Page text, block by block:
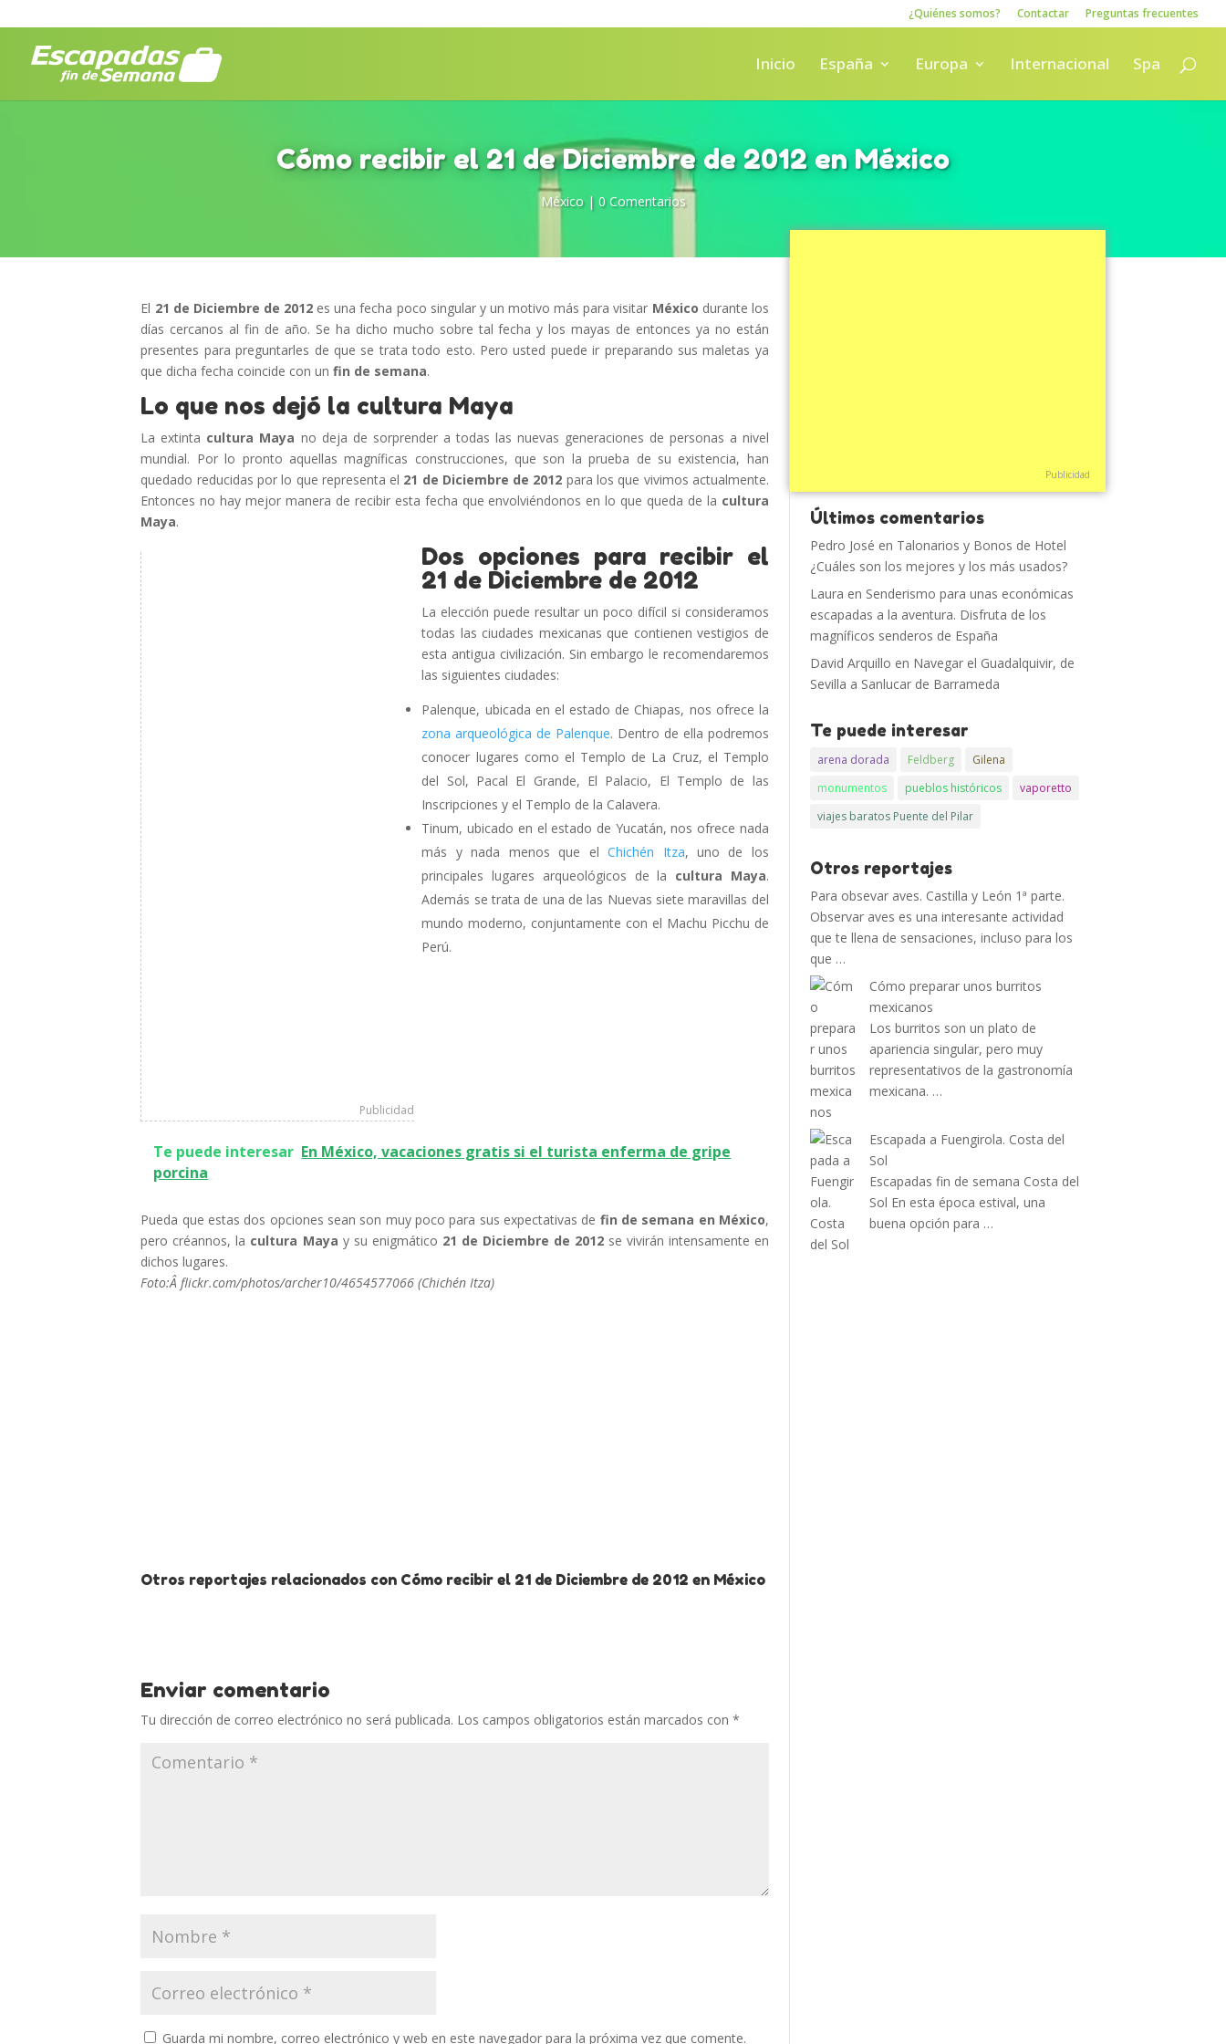
¿Quiénes somos? Contactar Preguntas frecuentes
Inicio España Europa Internacional Spa
Cómo recibir el 21 de Diciembre de 2012 en México
México| 0 Comentarios
El 21 de Diciembre de 2012 es una fecha poco singular y un motivo más para visitar México durante los
días cercanos al fin de año. Se ha dicho mucho sobre tal fecha y los mayas de entonces ya no están
presentes para preguntarles de que se trata todo esto. Pero usted puede ir preparando sus maletas ya
que dicha fecha coincide con unfin de semana.
Lo que nos dejó la cultura Maya
La extinta cultura Maya no deja de sorprender a todas las nuevas generaciones de personas a nivel
mundial. Por lo pronto aquellas magníficas construcciones, que son la prueba de su existencia, han
quedado reducidas por lo que representa el 21 de Diciembre de 2012 para los que vivimos actualmente.
Entonces no hay mejor manera de recibir esta fecha que envolviéndonos en lo que queda de la cultura
Maya.
Publicidad
Dos opciones para recibir el
21 de Diciembre de 2012
La elección puede resultar un poco difícil si consideramos
todas las ciudades mexicanas que contienen vestigios de
esta antigua civilización. Sin embargo le recomendaremos
las siguientes ciudades:
Palenque, ubicada en el estado de Chiapas, nos ofrece la
zona arqueológica de Palenque. Dentro de ella podremos
conocer lugares como el Templo de La Cruz, el Templo
del Sol, Pacal El Grande, El Palacio, El Templo de las
Inscripciones y el Templo de la Calavera.
Tinum, ubicado en el estado de Yucatán, nos ofrece nada
más y nada menos que elChichén Itza, uno de los
principales lugares arqueológicos de la cultura Maya.
Además se trata de una de las Nuevas siete maravillas del
mundo moderno, conjuntamente con el Machu Picchu de
Perú.
Te puede interesar En México, vacaciones gratis si el turista enferma de gripe
porcina
Pueda que estas dos opciones sean son muy poco para sus expectativas de fin de semana en México,
pero créannos, la cultura Maya y su enigmático 21 de Diciembre de 2012se vivirán intensamente en
dichos lugares.
Foto:Â flickr.com/photos/archer10/4654577066 (Chichén Itza)
Otros reportajes relacionados con Cómo recibir el 21 de Diciembre de 2012 en México
Enviar comentario
Tu dirección de correo electrónico no será publicada. Los campos obligatorios están marcados con*
Guarda mi nombre, correo electrónico y web en este navegador para la próxima vez que comente.
Publicidad
Últimos comentarios
Pedro José en Talonarios y Bonos de Hotel
¿Cuáles son los mejores y los más usados?
Laura en Senderismo para unas económicas
escapadas a la aventura. Disfruta de los
magníficos senderos de España
David Arquillo en Navegar el Guadalquivir, de
Sevilla a Sanlucar de Barrameda
Te puede interesar
arena dorada Feldberg
Gilena
monumentos
pueblos históricos
vaporetto
viajes baratos Puente del Pilar
Otros reportajes
Para obsevar aves. Castilla y León 1ª parte.
Observar aves es una interesante actividad
que te llena de sensaciones, incluso para los
que …
Cómo preparar unos burritos
mexicanos
Los burritos son un plato de
apariencia singular, pero muy
representativos de la gastronomía
mexicana. …
Escapada a Fuengirola. Costa del
Sol
Escapadas fin de semana Costa del
Sol En esta época estival, una
buena opción para …